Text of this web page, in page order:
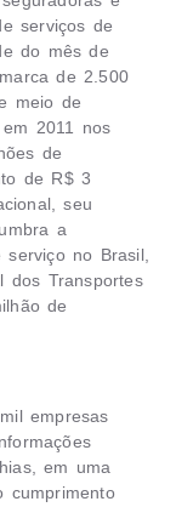
serviços de
do mês de
de 2.500
meio de
2011 nos
de
de R$ 3
seu
a
no Brasil,
dos Transportes
de
empresas
em uma
cumprimento